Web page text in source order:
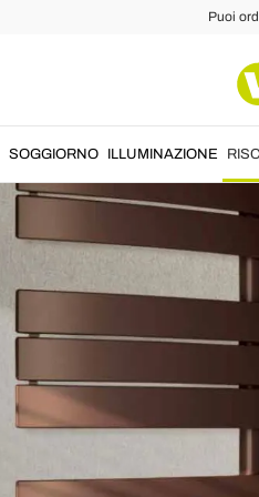
Puoi
SOGGIORNO ILLUMINAZIONE